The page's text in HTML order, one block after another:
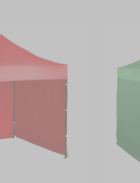
Pavilioanele cu montare
noastră și structuri
solide. Cu o ancorare
Construirea și plierea
minute. Prelata de acoperiș
închideți pavilionul, aveți la
pavilionul pe beton? Nici o